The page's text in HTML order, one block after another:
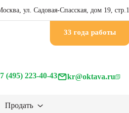
ул. Садовая-Спасская, дом 19, стр.1
33 годa работы
(495) 223-40-43 kr@oktava.ru
Продать